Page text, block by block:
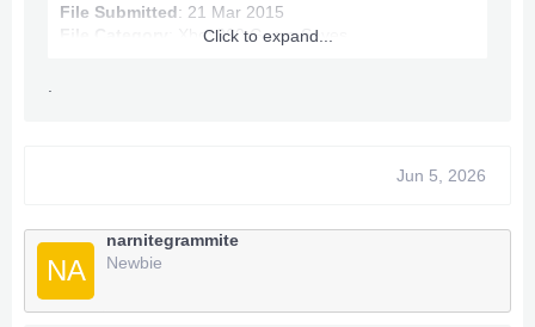
File Submitted: 21 Mar 2015
Xbox360 Game Saves
Money: 100,060,632
Anything wrong PM.
Click to expand...
Jun 5, 2026
NA
narnitegrammite
Newbie